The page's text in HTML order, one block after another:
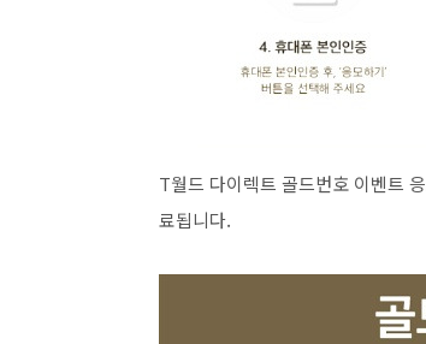
T월드 다이렉트 골드번호 이벤트
료됩니다.